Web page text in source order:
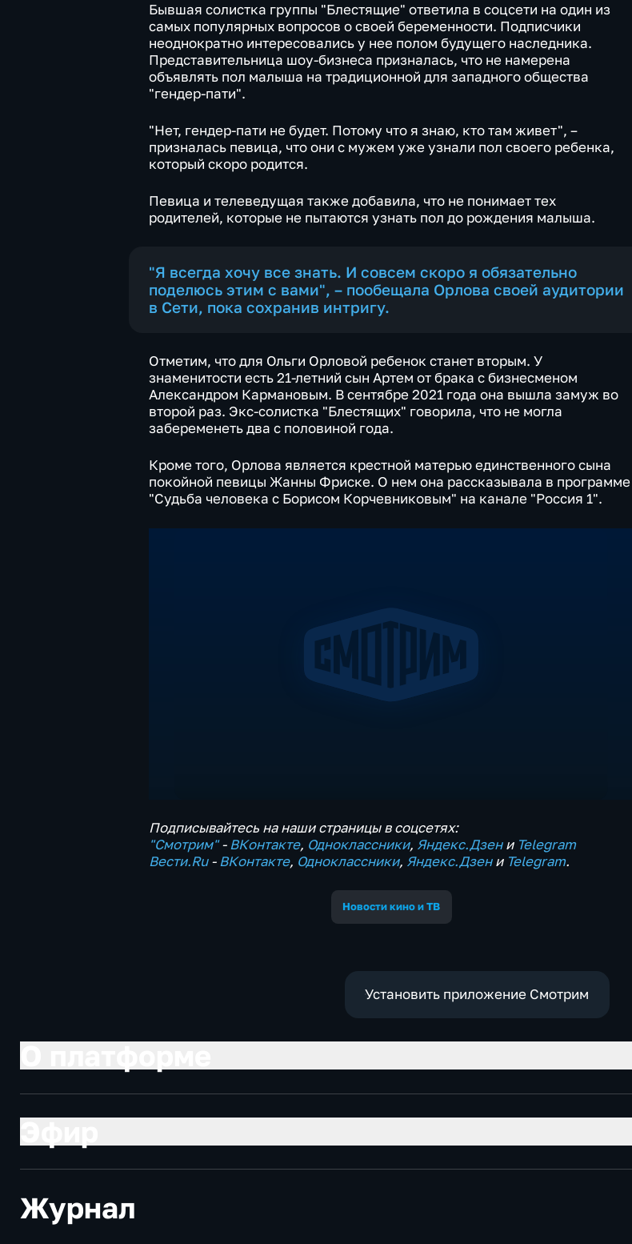
Бывшая солистка группы "Блестящие" ответила в соцсети на один из
самых популярных вопросов о своей беременности. Подписчики
неоднократно интересовались у нее полом будущего наследника.
Представительница шоу-бизнеса призналась, что не намерена
объявлять пол малыша на традиционной для западного общества
"гендер-пати".
"Нет, гендер-пати не будет. Потому что я знаю, кто там живет", –
призналась певица, что они с мужем уже узнали пол своего ребенка,
который скоро родится.
Певица и телеведущая также добавила, что не понимает тех
родителей, которые не пытаются узнать пол до рождения малыша.
"Я всегда хочу все знать. И совсем скоро я обязательно
поделюсь этим с вами", – пообещала Орлова своей аудитории
в Сети, пока сохранив интригу.
Отметим, что для Ольги Орловой ребенок станет вторым. У
знаменитости есть 21-летний сын Артем от брака с бизнесменом
Александром Кармановым. В сентябре 2021 года она вышла замуж во
второй раз. Экс-солистка "Блестящих" говорила, что не могла
забеременеть два с половиной года.
Кроме того, Орлова является крестной матерью единственного сына
покойной певицы Жанны Фриске. О нем она рассказывала в программе
"Судьба человека с Борисом Корчевниковым" на канале "Россия 1".
Подписывайтесь на наши страницы в соцсетях:
"Смотрим"‐ ВКонтакте, Одноклассники, Яндекс.Дзени Telegram
Вести.Ru‐ ВКонтакте, Одноклассники, Яндекс.Дзени Telegram.
Новости кино и ТВ
Установить приложение Смотрим
Журнал